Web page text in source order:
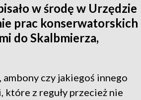
w środę w Urzędzie
prac konserwatorskich
do Skalbmierza,
czy jakiegoś innego
z reguły przecież nie